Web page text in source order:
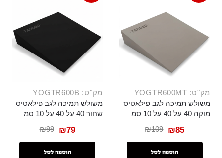
מק"ט: YOGTR600MT
משולש תמיכה לגב פילאטיס
מוקה 40 על 40 על 10 סמ
₪109 ₪85
הוספה לסל
מק"ט: YOGTR600B
משולש תמיכה לגב פילאטיס
שחור 40 על 40 על 10 סמ
₪99 ₪79
הוספה לסל